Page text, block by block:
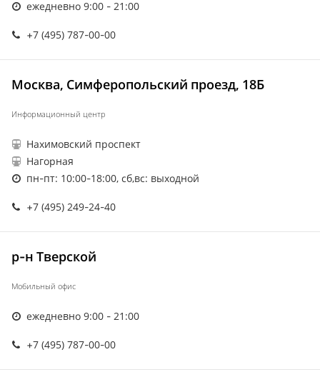
ежедневно 9:00 - 21:00
+7 (495) 787-00-00
Москва, Симферопольский проезд, 18Б
Информационный центр
Нахимовский проспект
Нагорная
пн-пт: 10:00-18:00, сб,вс: выходной
+7 (495) 249-24-40
р-н Тверской
Мобильный офис
ежедневно 9:00 - 21:00
+7 (495) 787-00-00